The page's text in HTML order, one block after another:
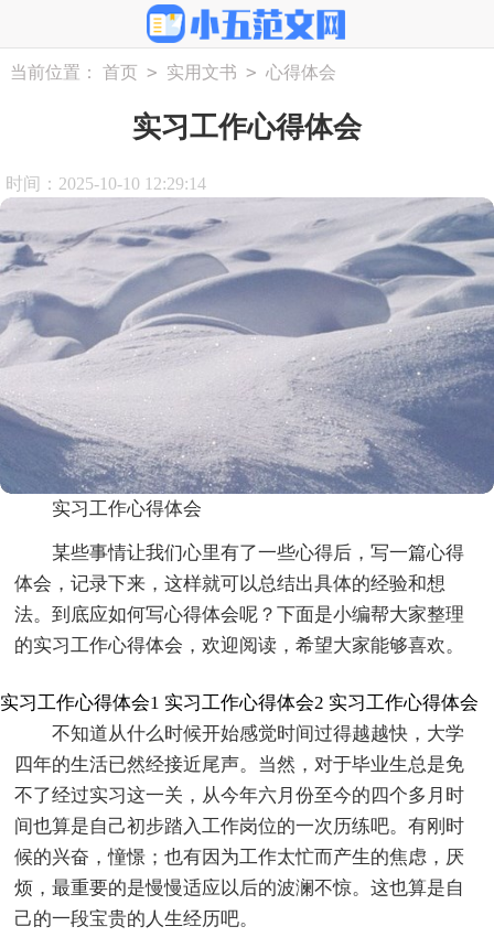
当前位置： 首页 > 实用文书 > 心得体会
实习工作心得体会
时间：2025-10-10 12:29:14
实习工作心得体会
某些事情让我们心里有了一些心得后，写一篇心得
体会，记录下来，这样就可以总结出具体的经验和想
法。到底应如何写心得体会呢？下面是小编帮大家整理
的实习工作心得体会，欢迎阅读，希望大家能够喜欢。
实习工作心得体会1
不知道从什么时候开始感觉时间过得越越快，大学
四年的生活已然经接近尾声。当然，对于毕业生总是免
不了经过实习这一关，从今年六月份至今的四个多月时
间也算是自己初步踏入工作岗位的一次历练吧。有刚时
候的兴奋，憧憬；也有因为工作太忙而产生的焦虑，厌
烦，最重要的是慢慢适应以后的波澜不惊。这也算是自
己的一段宝贵的人生经历吧。
实习工作心得体会2 实习工作心得体会